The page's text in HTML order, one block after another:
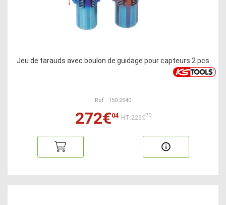
Jeu de tarauds avec boulon de guidage pour capteurs 2 pcs
Ref : 150.2540
272€04 HT:226€70